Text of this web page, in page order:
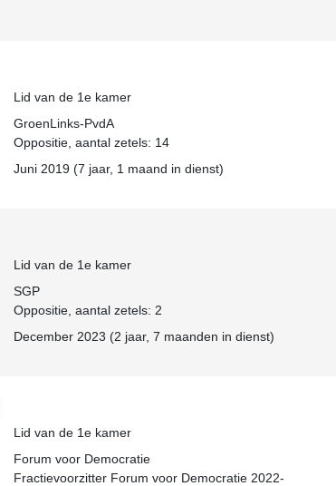
Lid van de 1e kamer
GroenLinks-PvdA
Oppositie , aantal zetels: 14
Juni 2019 (7 jaar, 1 maand in dienst)
Lid van de 1e kamer
SGP
Oppositie , aantal zetels: 2
December 2023 (2 jaar, 7 maanden in dienst)
Lid van de 1e kamer
Forum voor Democratie
Fractievoorzitter Forum voor Democratie 2022-